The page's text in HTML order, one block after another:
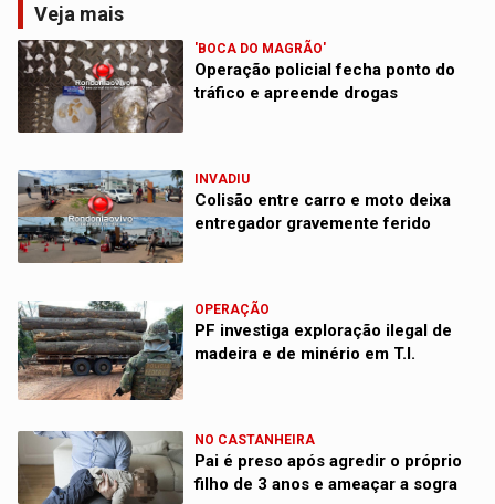
Veja mais
'BOCA DO MAGRÃO'
Operação policial fecha ponto do
tráfico e apreende drogas
INVADIU
Colisão entre carro e moto deixa
entregador gravemente ferido
OPERAÇÃO
PF investiga exploração ilegal de
madeira e de minério em T.I.
NO CASTANHEIRA
Pai é preso após agredir o próprio
filho de 3 anos e ameaçar a sogra